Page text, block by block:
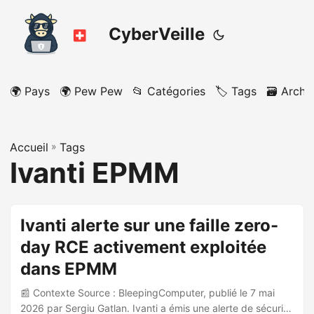
CyberVeille
🌍 Pays 🌍 Pew Pew 📂 Catégories 🏷️ Tags 🗃️
Accueil » Tags
Ivanti EPMM
Ivanti alerte sur une faille zero-
day RCE activement exploitée
dans EPMM
📰 Contexte Source : BleepingComputer, publié le 7 mai
2026 par Sergiu Gatlan. Ivanti a émis une alerte de sécurité